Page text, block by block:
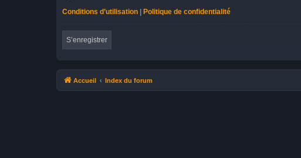
Conditions d’utilisation | Politique de confidentialité
S’enregistrer
Accueil Index du forum